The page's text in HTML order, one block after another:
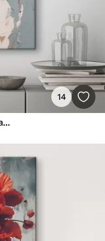
14
Червоні квіти з фактурними штрихами на світлому тлі